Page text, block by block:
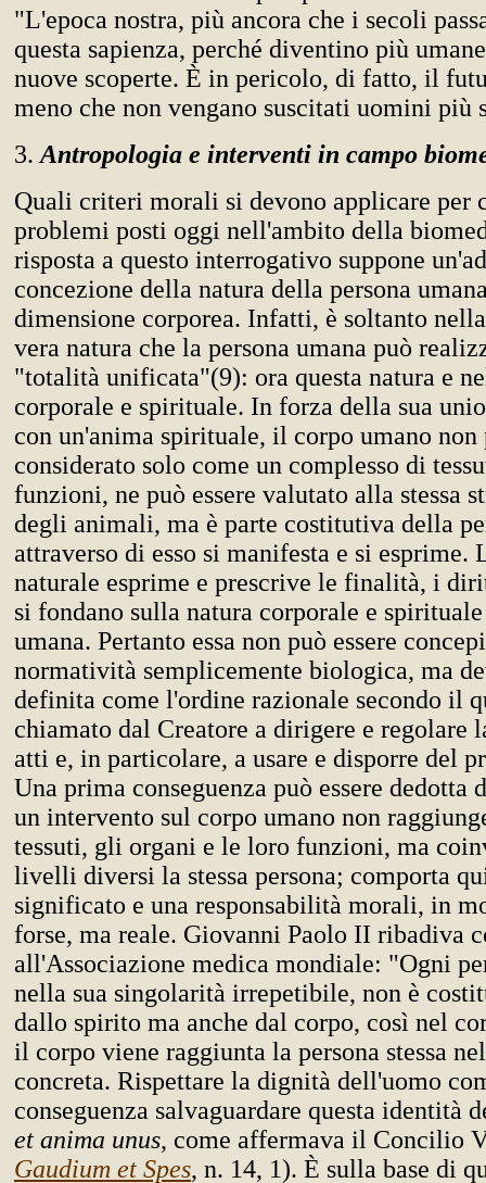
"L'epoca nostra, più ancora che i secoli
questa sapienza, perché diventino più
nuove scoperte. È in pericolo, di fatto, il
meno che non vengano suscitati uomini più
3. Antropologia e interventi in campo
Quali criteri morali si devono applicare per
problemi posti oggi nell'ambito della
risposta a questo interrogativo suppone
concezione della natura della persona
dimensione corporea. Infatti, è soltanto
vera natura che la persona umana può
"totalità unificata"(9): ora questa natura e
corporale e spirituale. In forza della sua
con un'anima spirituale, il corpo umano non
considerato solo come un complesso di
funzioni, ne può essere valutato alla stessa
degli animali, ma è parte costitutiva della
attraverso di esso si manifesta e si esprime.
naturale esprime e prescrive le finalità, i
si fondano sulla natura corporale e
umana. Pertanto essa non può essere
normatività semplicemente biologica, ma
definita come l'ordine razionale secondo il
chiamato dal Creatore a dirigere e regolare
atti e, in particolare, a usare e disporre del
Una prima conseguenza può essere
un intervento sul corpo umano non
tessuti, gli organi e le loro funzioni, ma
livelli diversi la stessa persona; comporta
significato e una responsabilità morali, in
forse, ma reale. Giovanni Paolo II ribadiva
all'Associazione medica mondiale: "Ogni
nella sua singolarità irrepetibile, non è
dallo spirito ma anche dal corpo, così nel
il corpo viene raggiunta la persona stessa
concreta. Rispettare la dignità dell'uomo
conseguenza salvaguardare questa identità
et anima unus, come affermava il Concilio
Gaudium et Spes, n. 14, 1). È sulla base di